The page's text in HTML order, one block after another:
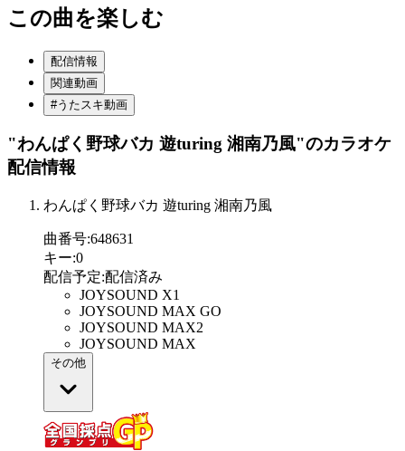
この曲を楽しむ
配信情報
関連動画
#うたスキ動画
"わんぱく野球バカ 遊turing 湘南乃風"のカラオケ
配信情報
わんぱく野球バカ 遊turing 湘南乃風
曲番号:648631
キー:0
配信予定:配信済み
JOYSOUND X1
JOYSOUND MAX GO
JOYSOUND MAX2
JOYSOUND MAX
その他